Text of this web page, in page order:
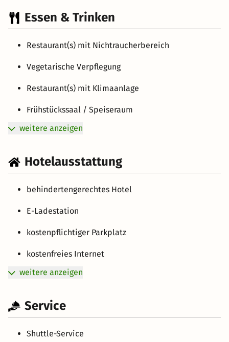
Essen & Trinken
Restaurant(s) mit Nichtraucherbereich
Vegetarische Verpflegung
Restaurant(s) mit Klimaanlage
Frühstückssaal / Speiseraum
weitere anzeigen
Hotelausstattung
behindertengerechtes Hotel
E-Ladestation
kostenpflichtiger Parkplatz
kostenfreies Internet
weitere anzeigen
Service
Shuttle-Service